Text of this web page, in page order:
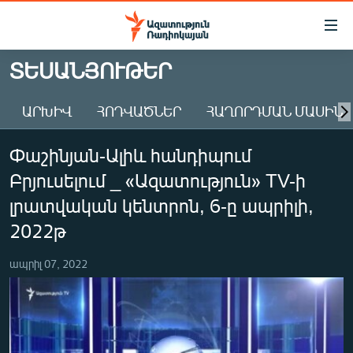
Մատչելիության
Անցնել
հիմնական
Անցնել
հիմնական
մենյուին
Որոնում
ԱԶԱՏՈՒԹՅՈՒՆ TV
ՀԱՅԱՍՏԱՆ
ԸՆՏՐՈՒԹՅՈՒՆՆԵՐ 2026
ԻՐԱՎՈՒՆՔ
ՀԱՍԱՐԱԿՈՒԹՅՈՒՆ
ՂԱՐԱԲԱՂ
ՊԱՏԵՐԱԶՄԻ 6 ՇԱԲԱԹՆԵՐԸ
ՏԱՐԱԾԱՇՐՋԱՆ
ՏԵՍԱՆՅՈՒԹԵՐ
ԱՐԽԻՎ ՀՈԴՎԱԾՆԵՐ ՀԱՂՈՐԴՄԱՆ ՄԱՍԻՆ
Փաշինյան-Ալիև հանդիպում
Բրյուսելում _ «Ազատություն» TV-ի
լրատվական կենտրոն, 6-ը ապրիլի,
2022թ
ապրիլ 07, 2022